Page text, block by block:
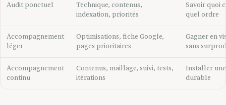
Audit ponctuel
Technique, contenus,
indexation, priorités
Savoir quoi
quel ordre
Accompagnement
léger
Optimisations, fiche Google,
pages prioritaires
Gagner en
sans
Accompagnement
continu
Contenus, maillage, suivi, tests,
itérations
Installer
durable